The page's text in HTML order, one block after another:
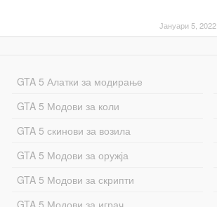
Јануари 5, 2022
GTA 5 Алатки за модирање
GTA 5 Модови за коли
GTA 5 скинови за возила
GTA 5 Модови за оружја
GTA 5 Модови за скрипти
GTA 5 Модови за играч